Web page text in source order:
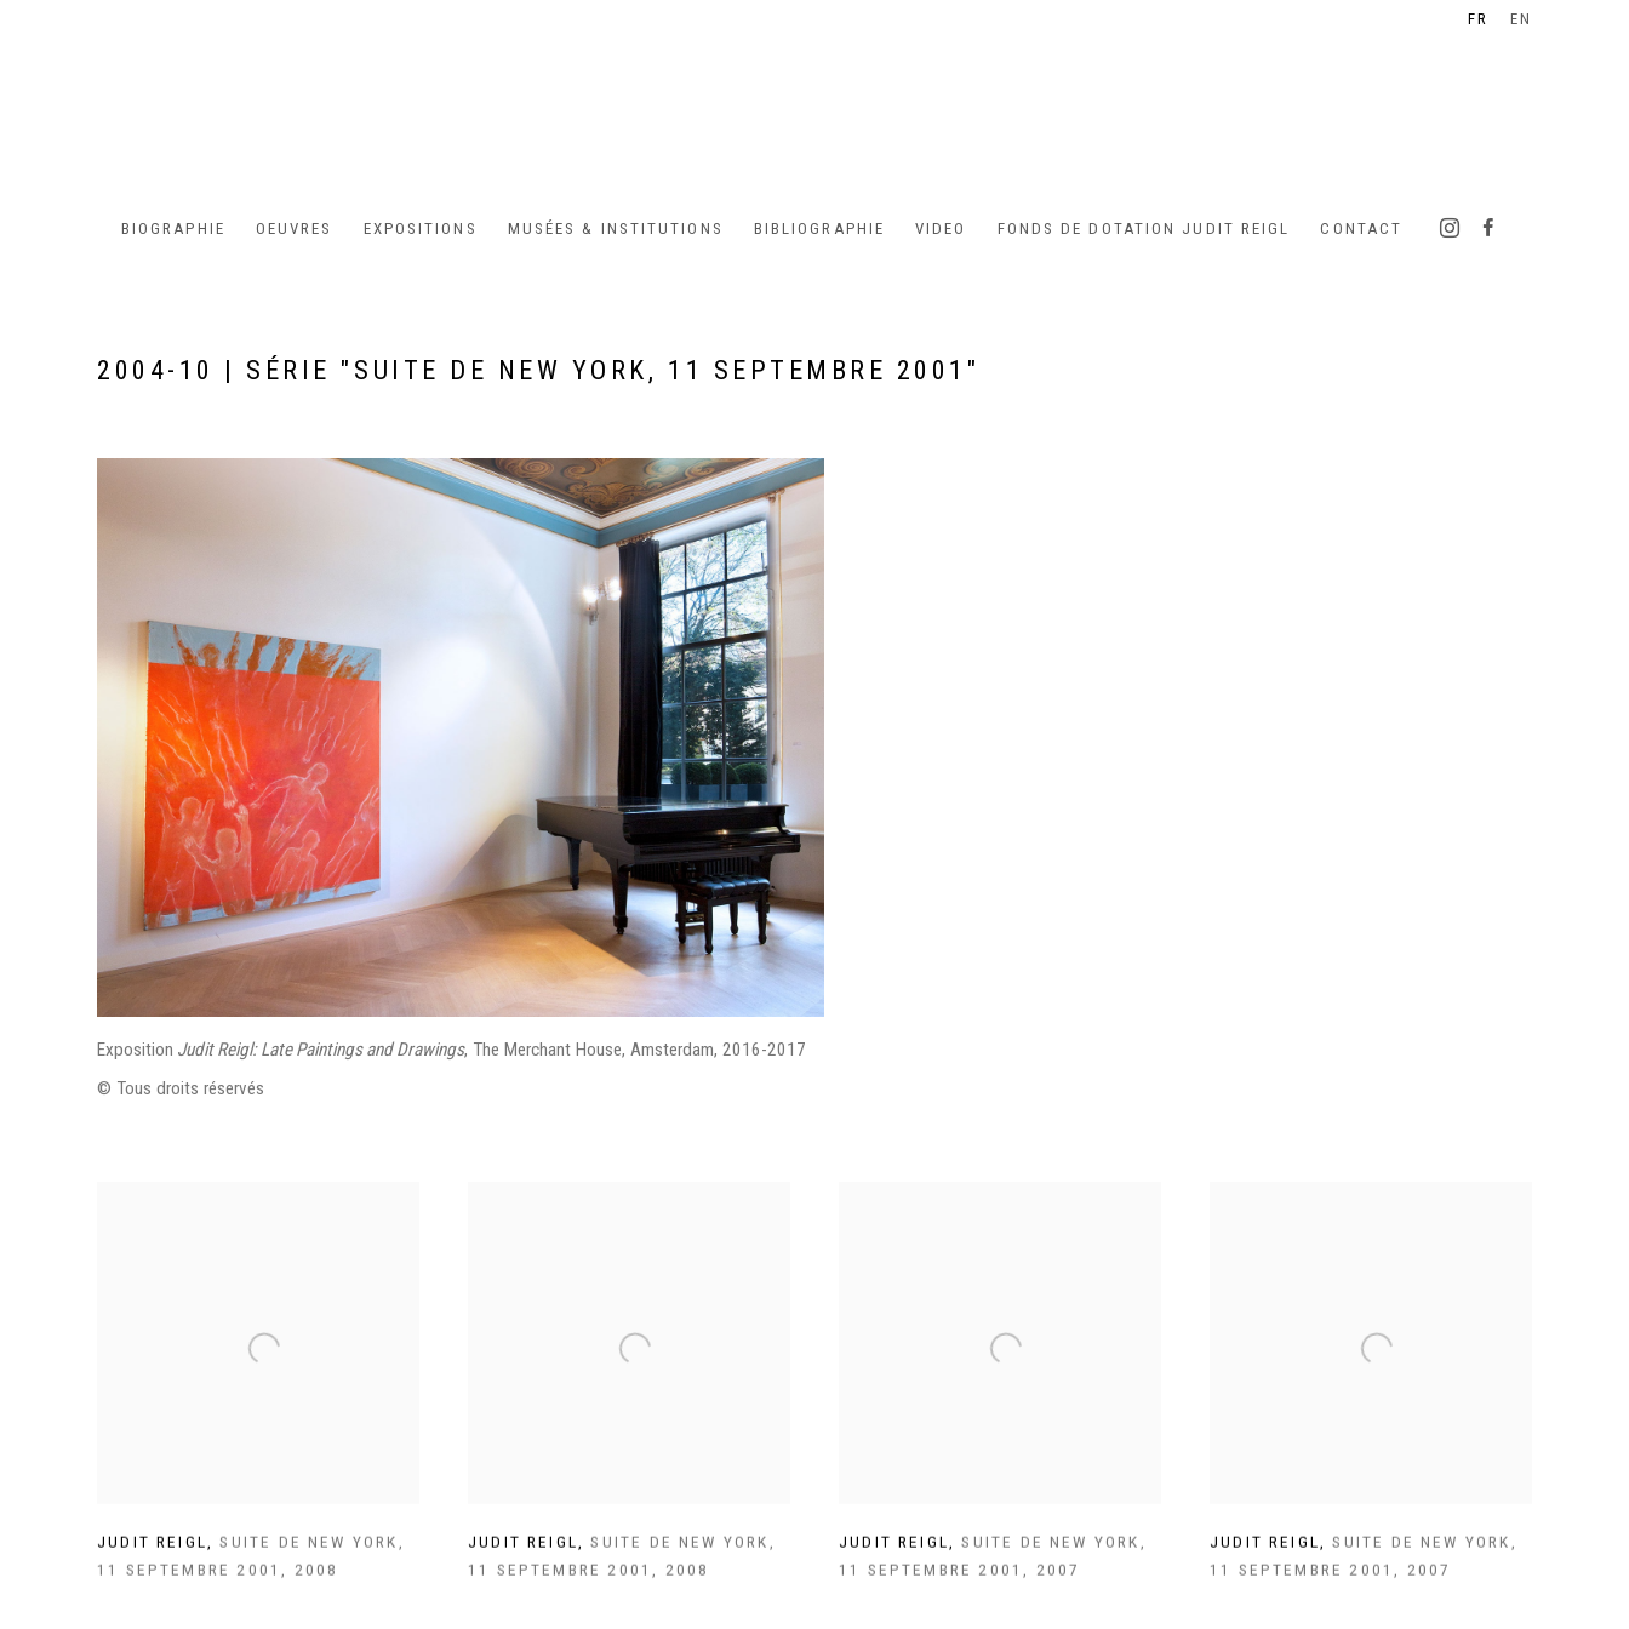
BIOGRAPHIE OEUVRES EXPOSITIONS MUSÉES & INSTITUTIONS BIBLIOGRAPHIE VIDEO FONDS DE DOTATION JUDIT REIGL CONTACT
FR EN
2004-10 | SÉRIE "SUITE DE NEW YORK, 11 SEPTEMBRE 2001"
Exposition Judit Reigl: Late Paintings and Drawings, The Merchant House, Amsterdam, 2016-2017
© Tous droits réservés
JUDIT REIGL,SUITE DE NEW YORK ,
11 SEPTEMBRE 2001 , 2008
JUDIT REIGL,SUITE DE NEW YORK ,
11 SEPTEMBRE 2001 , 2008
JUDIT REIGL,SUITE DE NEW YORK ,
11 SEPTEMBRE 2001 , 2007
JUDIT REIGL,SUITE DE NEW YORK ,
11 SEPTEMBRE 2001 , 2007